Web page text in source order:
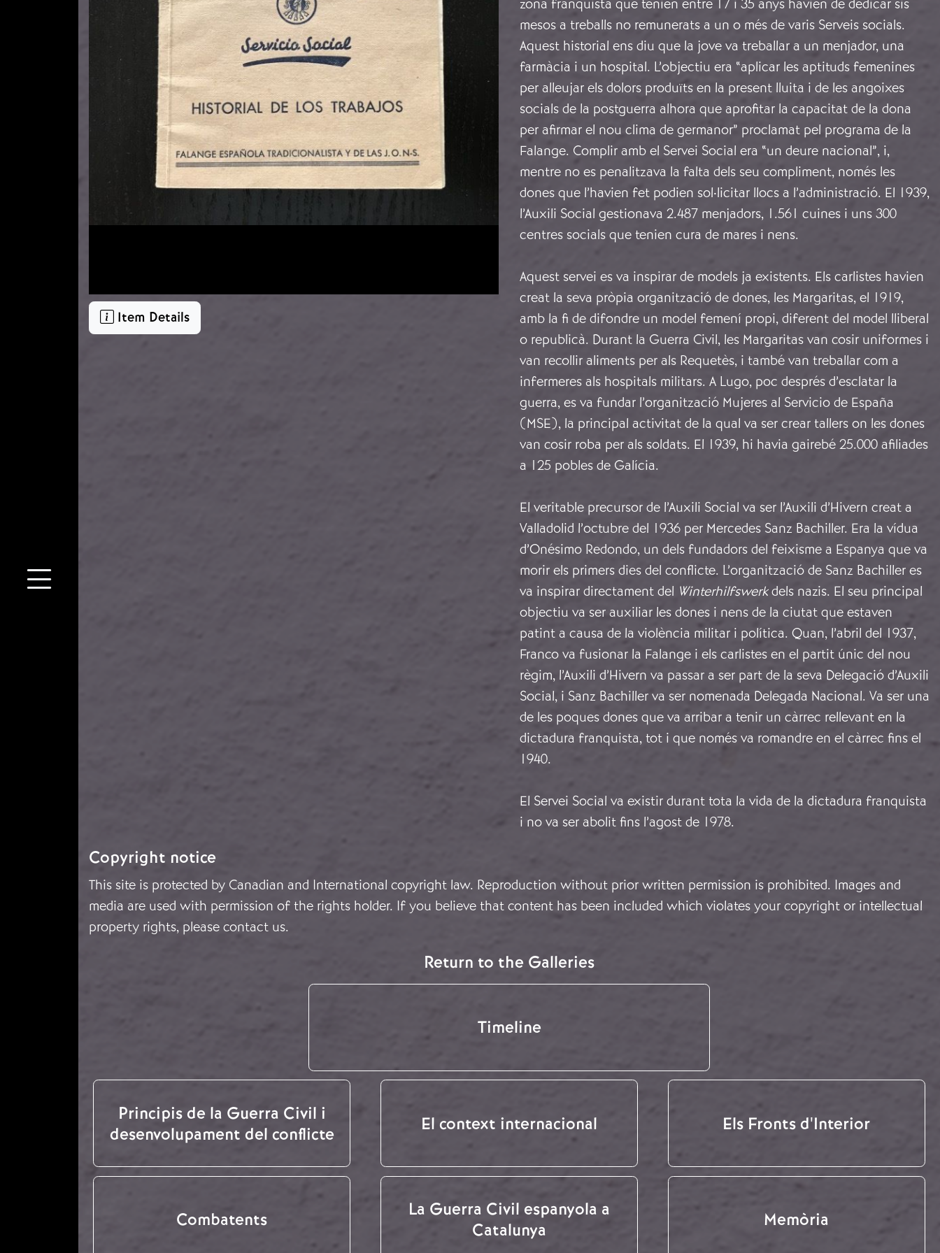
Item Details
zona franquista que tenien entre 17 i 35 anys havien de dedicar sis
mesos a treballs no remunerats a un o més de varis Serveis socials.
Aquest historial ens diu que la jove va treballar a un menjador, una
farmàcia i un hospital. L’objectiu era “aplicar les aptituds femenines
per alleujar els dolors produïts en la present lluita i de les angoixes
socials de la postguerra alhora que aprofitar la capacitat de la dona
per afirmar el nou clima de germanor” proclamat pel programa de la
Falange. Complir amb el Servei Social era “un deure nacional”, i,
mentre no es penalitzava la falta dels seu compliment, només les
dones que l’havien fet podien sol·licitar llocs a l’administració. El 1939,
l’Auxili Social gestionava 2.487 menjadors, 1.561 cuines i uns 300
centres socials que tenien cura de mares i nens.
Aquest servei es va inspirar de models ja existents. Els carlistes havien
creat la seva pròpia organització de dones, les Margaritas, el 1919,
amb la fi de difondre un model femení propi, diferent del model lliberal
o republicà. Durant la Guerra Civil, les Margaritas van cosir uniformes i
van recollir aliments per als Requetès, i també van treballar com a
infermeres als hospitals militars. A Lugo, poc després d’esclatar la
guerra, es va fundar l’organització Mujeres al Servicio de España
(MSE), la principal activitat de la qual va ser crear tallers on les dones
van cosir roba per als soldats. El 1939, hi havia gairebé 25.000 afiliades
a 125 pobles de Galícia.
El veritable precursor de l’Auxili Social va ser l’Auxili d’Hivern creat a
Valladolid l’octubre del 1936 per Mercedes Sanz Bachiller. Era la vídua
d’Onésimo Redondo, un dels fundadors del feixisme a Espanya que va
morir els primers dies del conflicte. L’organització de Sanz Bachiller es
va inspirar directament del Winterhilfswerkdels nazis. El seu principal
objectiu va ser auxiliar les dones i nens de la ciutat que estaven
patint a causa de la violència militar i política. Quan, l’abril del 1937,
Franco va fusionar la Falange i els carlistes en el partit únic del nou
règim, l’Auxili d’Hivern va passar a ser part de la seva Delegació d’Auxili
Social, i Sanz Bachiller va ser nomenada Delegada Nacional. Va ser una
de les poques dones que va arribar a tenir un càrrec rellevant en la
dictadura franquista, tot i que només va romandre en el càrrec fins el
1940.
El Servei Social va existir durant tota la vida de la dictadura franquista
i no va ser abolit fins l’agost de 1978.
Copyright notice
This site is protected by Canadian and International copyright law. Reproduction without prior written permission is prohibited. Images and
media are used with permission of the rights holder. If you believe that content has been included which violates your copyright or intellectual
property rights, please contact us.
Return to the Galleries
Timeline
Principis de la Guerra Civil i
desenvolupament del conflicte
El context internacional Els Fronts d'Interior
Combatents
La Guerra Civil espanyola a
Catalunya
Memòria